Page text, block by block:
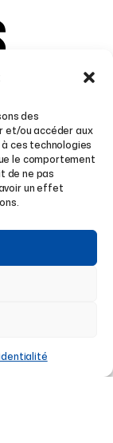
des
et/ou accéder aux
ces technologies
le comportement
de ne pas
un effet
et
la bannière